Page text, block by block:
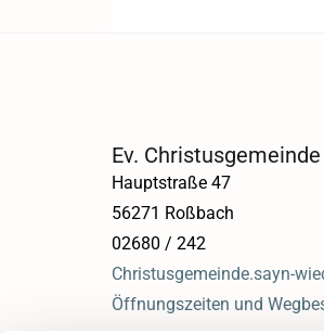
Ev.
Hauptstraße 47
56271 Roßbach
02680 / 242
Christusgemeinde.sayn-
Öffnungszeiten und